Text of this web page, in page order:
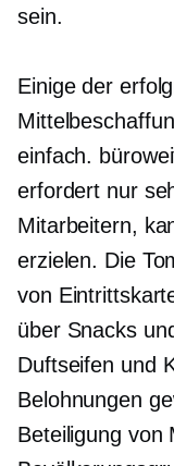
sein.
Einige der
einfach.
erfordert nur
Mitarbeitern,
erzielen. Die
von
über Snacks
Duftseifen und
Belohnungen
Beteiligung von